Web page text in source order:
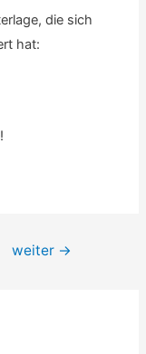
die sich
hat:
weiter →